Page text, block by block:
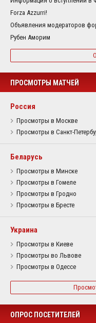
Forza Azzurri!
Объявления модераторов
Рубен Аморим
ПРОСМОТРЫ МАТЧЕЙ
Россия
Просмотры в Москве
Просмотры в Санкт-
Беларусь
Просмотры в Минске
Просмотры в Гомеле
Просмотры в Гродно
Просмотры в Бресте
Украина
Просмотры в Киеве
Просмотры во Львове
Просмотры в Одессе
ОПРОС ПОСЕТИТЕЛЕЙ